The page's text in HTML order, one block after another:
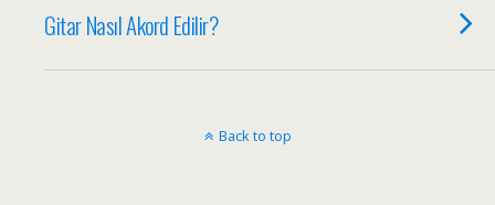
Gitar Nasıl Akord Edilir?
Back to top